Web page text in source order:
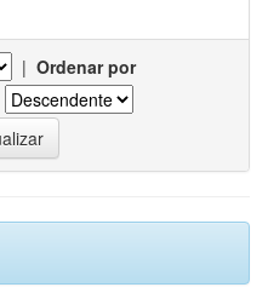
| Ordenar por